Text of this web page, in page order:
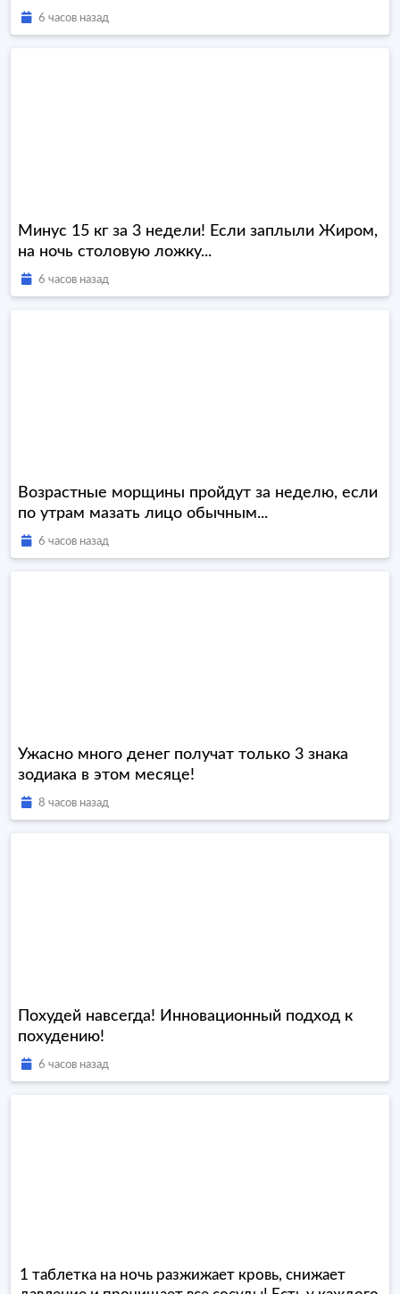
6 часов назад
Минус 15 кг за 3 недели! Если заплыли Жиром,
на ночь столовую ложку...
6 часов назад
Возрастные морщины пройдут за неделю, если
по утрам мазать лицо обычным...
6 часов назад
Ужасно много денег получат только 3 знака
зодиака в этом месяце!
8 часов назад
Похудей навсегда! Инновационный подход к
похудению!
6 часов назад
1 таблетка на ночь разжижает кровь, снижает